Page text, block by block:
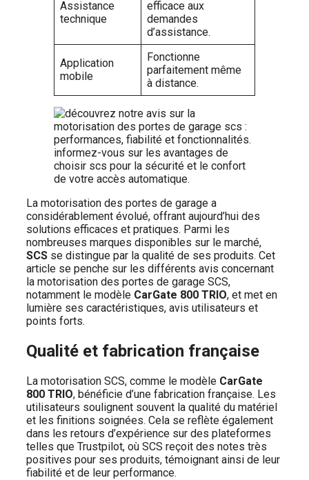
Assistance
technique
efficace aux
demandes
d’assistance.
Application
mobile
Fonctionne
parfaitement même
à distance.
La motorisation des portes de garage a
considérablement évolué, offrant aujourd’hui des
solutions efficaces et pratiques. Parmi les
nombreuses marques disponibles sur le marché,
SCS se distingue par la qualité de ses produits. Cet
article se penche sur les différents avis concernant
la motorisation des portes de garage SCS,
notamment le modèle CarGate 800 TRIO, et met en
lumière ses caractéristiques, avis utilisateurs et
points forts.
Qualité et fabrication française
La motorisation SCS, comme le modèle CarGate
800 TRIO, bénéficie d’une fabrication française. Les
utilisateurs soulignent souvent la qualité du matériel
et les finitions soignées. Cela se reflète également
dans les retours d’expérience sur des plateformes
telles que Trustpilot, où SCS reçoit des notes très
positives pour ses produits, témoignant ainsi de leur
fiabilité et de leur performance.